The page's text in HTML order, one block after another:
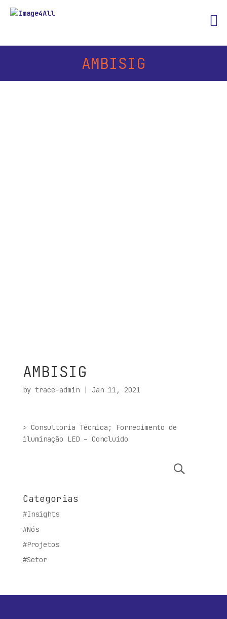
AMBISIG
AMBISIG
by trace-admin| Jan 11, 2021
> Consultoria Técnica; Fornecimento de
iluminação LED – Concluído
Categorias
#Insights
#Nós
#Projetos
#Setor